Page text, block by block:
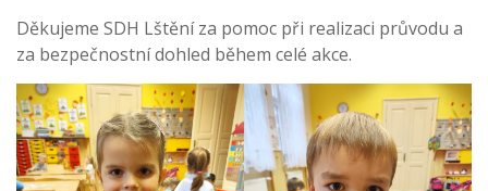
Děkujeme SDH Lštění za pomoc při realizaci průvodu a
za bezpečnostní dohled během celé akce.